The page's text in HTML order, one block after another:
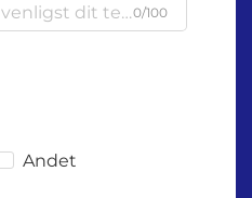
0/100
Andet